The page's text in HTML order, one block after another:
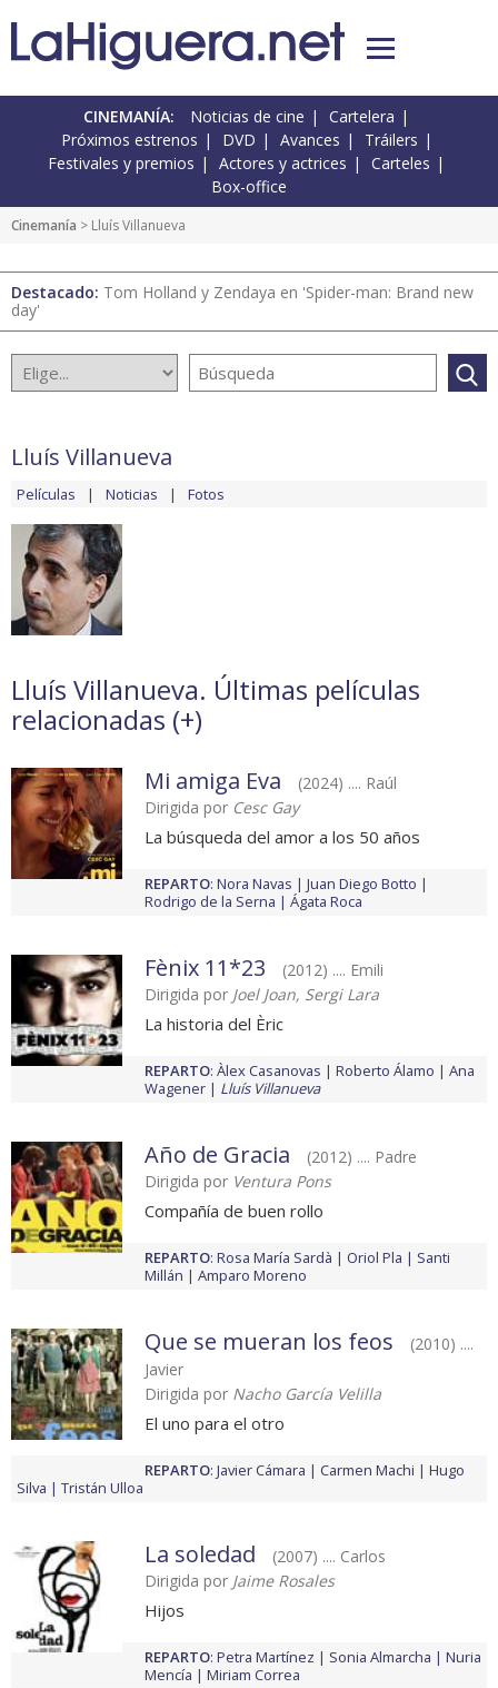
CINEMANÍA: Noticias de cine
Cartelera
Próximos estrenos
DVD Avances
Tráilers
Festivales y premios
Actores y actrices
Carteles
Box-office
Cinemanía > Lluís Villanueva
Destacado: Tom Holland y Zendaya en 'Spider-man: Brand new
day'
Lluís Villanueva
Películas Noticias Fotos
Lluís Villanueva. Últimas películas
relacionadas (+)
Mi amiga Eva
(2024) .... Raúl
Dirigida por Cesc Gay
La búsqueda del amor a los 50 años
REPARTO: Nora Navas
Juan Diego Botto
Rodrigo de la Serna
Ágata Roca
Fènix 11*23
(2012) .... Emili
Dirigida por Joel Joan, Sergi Lara
La historia del Èric
REPARTO: Àlex Casanovas Roberto Álamo
Ana
Wagener
Lluís Villanueva
Año de Gracia
(2012) .... Padre
Dirigida por Ventura Pons
Compañía de buen rollo
REPARTO: Rosa María Sardà Oriol Pla
Santi
Millán
Amparo Moreno
Que se mueran los feos
(2010) ....
Javier
Dirigida por Nacho García Velilla
El uno para el otro
REPARTO: Javier Cámara Carmen Machi
Hugo
Silva
Tristán Ulloa
La soledad
(2007) .... Carlos
Dirigida por Jaime Rosales
Hijos
REPARTO: Petra Martínez Sonia Almarcha
Nuria
Mencía
Miriam Correa